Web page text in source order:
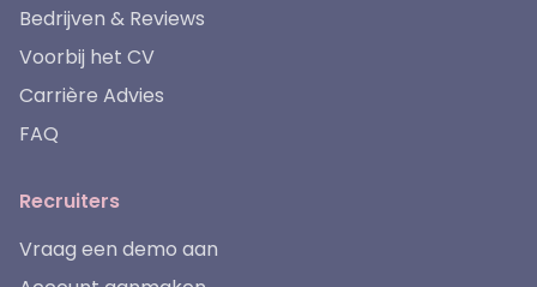
Bedrijven & Reviews
Voorbij het CV
Carrière Advies
FAQ
Recruiters
Vraag een demo aan